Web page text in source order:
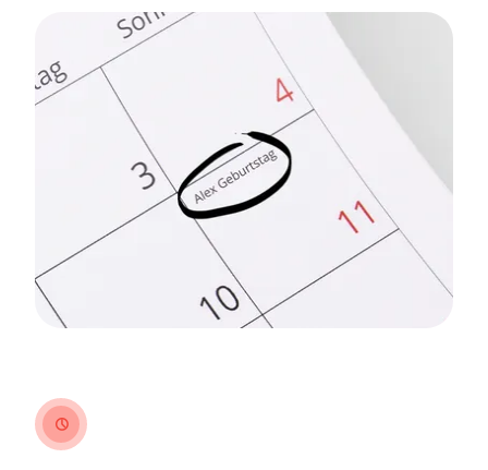
clock